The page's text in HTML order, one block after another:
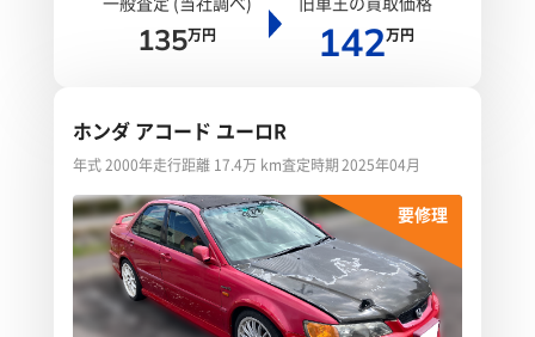
135万円 142万円
ホンダ アコード ユーロR
年式 2000年走行距離 17.4万 km査定時期 2025年04月
要修理